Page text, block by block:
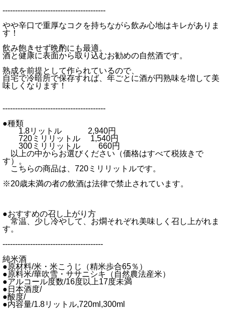
-----------------------------------------
やや辛口で重厚なコクを持ちながら飲み心地はキレがありま
す！
飲み飽きせず晩酌にも最適。
酒と健康に表面から取り込むお勧めの自然酒です。
熟成を前提として作られているので、
自宅で冷暗所で保存すれば、年ごとに酒が円熟味を増して美
味しくなります！
-----------------------------------------
●種類
1.8リットル 2,940円
720ミリリットル 1,540円
300ミリリットル 660円
以上の中からお選びください（価格はすべて税抜きで
す）。
こちらの商品は、720ミリリットルです。
※20歳未満の者の飲酒は法律で禁止されています。
●おすすめの召し上がり方
常温、少し冷やして、お燗それぞれ美味しく召し上がれま
す。
----------------------------------------
純米酒
●原材料/米・米こうじ（精米歩合65％）
●原料米/華吹雪・ササニシキ（自然農法産米）
●アルコール度数/16度以上17度未満
●日本酒度/
●酸度/
●内容量/1.8リットル,720ml,300ml